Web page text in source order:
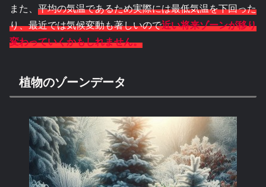
また、 平均の気温であるため実際には最低気温を下回った
り、最近では気候変動も著しいので近い将来ゾーンが移り
変わっていくかもしれません。
植物のゾーンデータ